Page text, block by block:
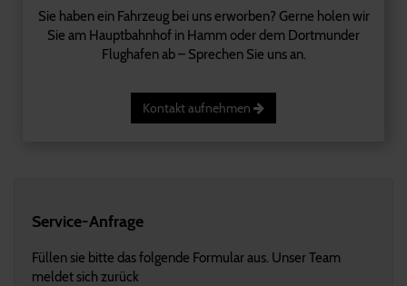
Sie haben ein Fahrzeug bei uns erworben? Gerne holen wir
Sie am Hauptbahnhof in Hamm oder dem Dortmunder
Flughafen ab – Sprechen Sie uns an.
Kontakt aufnehmen
Service-Anfrage
Füllen sie bitte das folgende Formular aus. Unser Team
meldet sich zurück